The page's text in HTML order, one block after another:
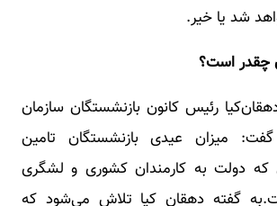
شد یا خیر.
چقدر است؟
رئیس کانون بازنشستگان سازمان
میزان عیدی بازنشستگان تامین
که دولت به کارمندان کشوری و لشگری
گفته دهقان کیا تلاش می‌شود که